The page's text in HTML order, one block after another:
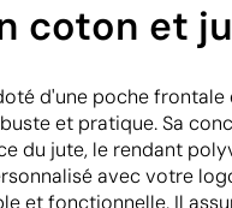
coton et
d'une poche
et pratique. Sa
du jute, le rendant
avec votre
et fonctionnelle. Il